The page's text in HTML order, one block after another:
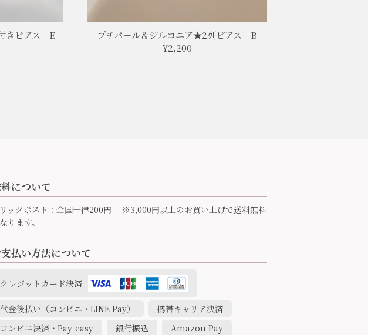
きピアス E
プチパール＆ジルコニア★2列ピアス B
¥2,200
について
ックポスト：全国一律200円 ※3,000円以上のお買い上げで送料無料
ります。
払い方法について
クレジットカード決済
代金後払い（コンビニ・LINE Pay）
携帯キャリア決済
コンビニ決済・Pay-easy
銀行振込
Amazon Pay